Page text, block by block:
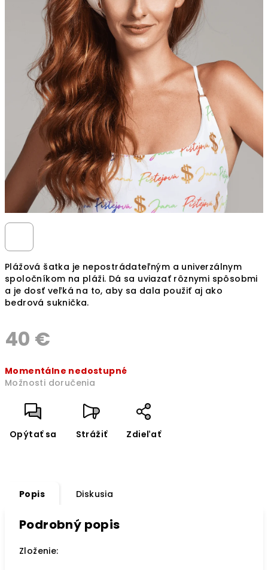
Plážová šatka je nepostrádateľným a univerzálnym
spoločníkom na pláži. Dá sa uviazať rôznymi spôsobmi
a je dosť veľká na to, aby sa dala použiť aj ako
bedrová suknička.
40 €
cena:
Momentálne nedostupné
Možnosti doručenia
Opýtať sa Strážiť Zdieľať
Popis Diskusia
Podrobný popis
Zloženie: